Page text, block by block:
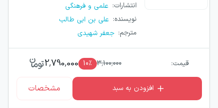
انتشارات: علمی و فرهنگی
نویسنده: علی بن ابی طالب
مترجم: جعفر شهیدی
قیمت: 3,100,000
10٪ 2,790,000
افزودن به سبد مشخصات